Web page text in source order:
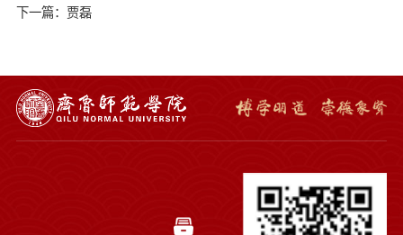
下一篇：贾磊